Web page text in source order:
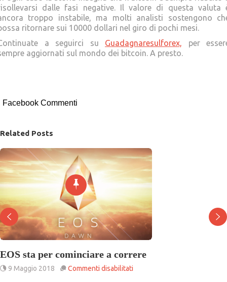
dalle fasi negative. Il valore di questa valuta
troppo instabile, ma molti analisti sostengono
ritornare sui 10000 dollari nel giro di pochi mesi.
a seguirci su Guadagnaresulforex, per
aggiornati sul mondo dei bitcoin. A presto.
Facebook Commenti
Related Posts
EOS sta per cominciare a correre
9 Maggio 2018 Commenti disabilitati